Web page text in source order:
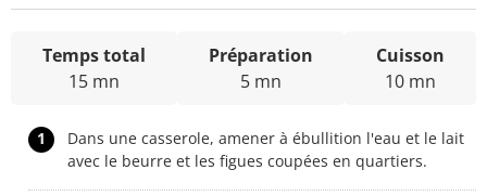
Temps total
15 mn
Préparation
5 mn
Cuisson
10 mn
1
Dans une casserole, amener à ébullition l'eau et le lait
avec le beurre et les figues coupées en quartiers.